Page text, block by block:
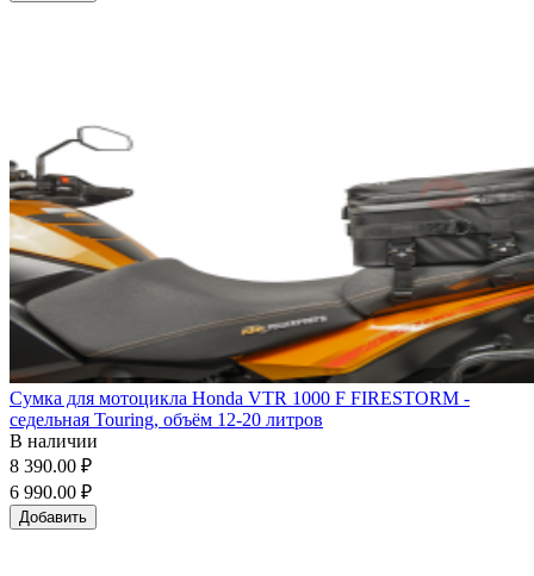
Сумка для мотоцикла Honda VTR 1000 F FIRESTORM -
седельная Touring, объём 12-20 литров
В наличии
8 390.00 ₽
6 990.00 ₽
Добавить